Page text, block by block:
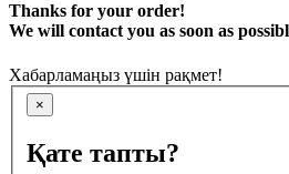
Thanks for your order!
We will contact you as soon as
Хабарламаңыз үшін рақмет!
×
Қате тапты?